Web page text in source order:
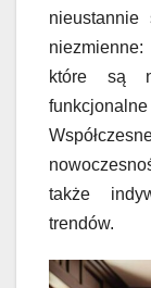
które są
także
trendów.